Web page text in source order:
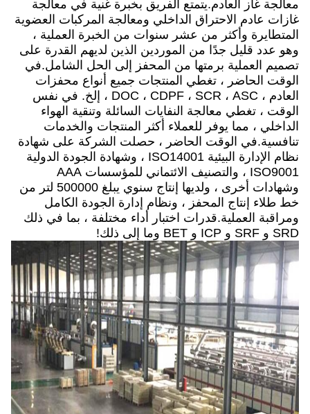
معالجة غاز العادم.يتمتع الفريق بخبرة غنية في معالجة
غازات عادم الاحتراق الداخلي ومعالجة المركبات العضوية
المتطايرة وأكثر من عشر سنوات من الخبرة العملية ،
وهو عدد قليل جدًا من الموردين الذين لديهم القدرة على
تصميم العملية برمتها من المحفز إلى الحل الشامل.في
الوقت الحاضر ، تغطي المنتجات جميع أنواع محفزات
العادم ، DOC ، CDPF ، SCR ، ASC ، إلخ. في نفس
الوقت ، تغطي معالجة النفايات السائلة وتنقية الهواء
الداخلي ، مما يوفر للعملاء أكثر المنتجات والخدمات
تنافسية.في الوقت الحاضر ، حصلت الشركة على شهادة
نظام الإدارة البيئية ISO14001 ، وشهادة الجودة الدولية
ISO9001 ، والتصنيف الائتماني للمؤسسات AAA
وشهادات أخرى ، ولديها إنتاج سنوي يبلغ 500000 لتر من
خط طلاء إنتاج المحفز ، ونظام إدارة الجودة الكامل
ومراقبة العملية.قدرات اختبار أداء مختلفة ، بما في ذلك
SRD و SRF و ICP و BET وما إلى ذلك!